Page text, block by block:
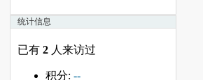
统计信息
已有 2 人来访过
积分: --